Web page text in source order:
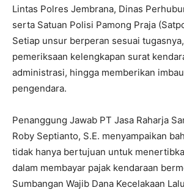
Lintas Polres Jembrana, Dinas
serta Satuan Polisi Pamong Praja
Setiap unsur berperan sesuai
pemeriksaan kelengkapan surat
administrasi, hingga memberikan
pengendara.
Penanggung Jawab PT Jasa Raharja
Roby Septianto, S.E. menyampaikan
tidak hanya bertujuan untuk
dalam membayar pajak kendaraan
Sumbangan Wajib Dana Kecelakaan